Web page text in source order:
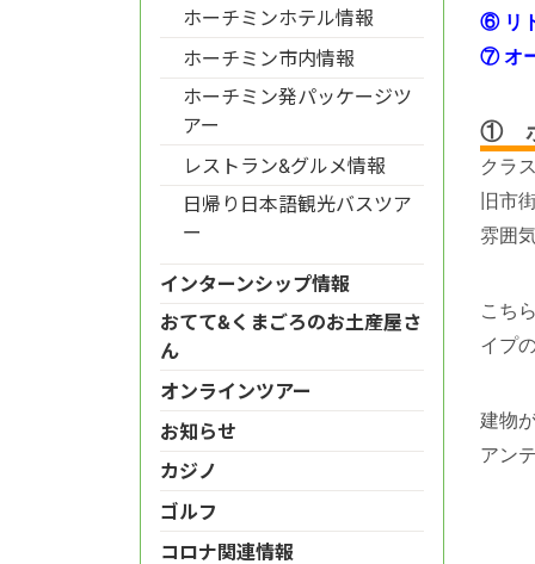
⑥ リ
⑦ オ
① ホ
クラ
旧市
雰囲
こち
イプ
建物
アン
ホーチミンホテル情報
ホーチミン市内情報
ホーチミン発パッケージツ
アー
レストラン&グルメ情報
日帰り日本語観光バスツア
ー
インターンシップ情報
おてて&くまごろのお土産屋さ
ん
オンラインツアー
お知らせ
カジノ
ゴルフ
コロナ関連情報